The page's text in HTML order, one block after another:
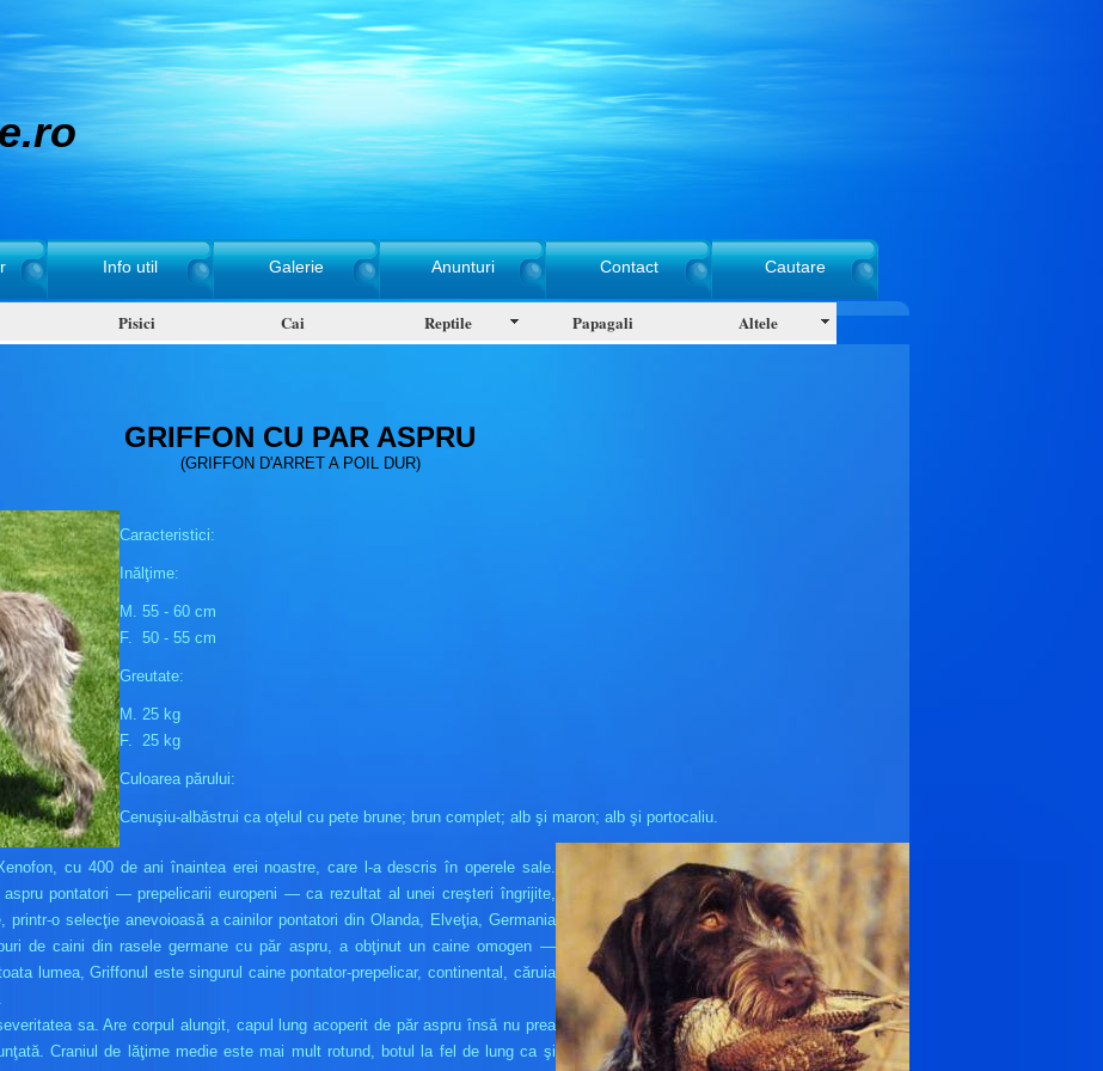
Info util Galerie Anunturi Contact Cautare
Pisici Cai Reptile Papagali Altele
GRIFFON CU PAR ASPRU
(GRIFFON D'ARRET A POIL DUR)
Caracteristici:
Inălţime:
M. 55 - 60 cm
F. 50 - 55 cm
Greutate:
M. 25 kg
F. 25 kg
Culoarea părului:
Cenuşiu-albăstrui ca oţelul cu pete brune; brun complet; alb şi maron; alb şi portocaliu.
cu 400 de ani înaintea erei noastre, care l-a descris în operele sale.
pontatori — prepelicarii europeni — ca rezultat al unei creşteri îngrijite,
o selecţie anevoioasă a cainilor pontatori din Olanda, Elveţia, Germania
de caini din rasele germane cu păr aspru, a obţinut un caine omogen —
lumea, Griffonul este singurul caine pontator-prepelicar, continental, căruia
sa. Are corpul alungit, capul lung acoperit de păr aspru însă nu prea
Craniul de lăţime medie este mai mult rotund, botul la fel de lung ca şi